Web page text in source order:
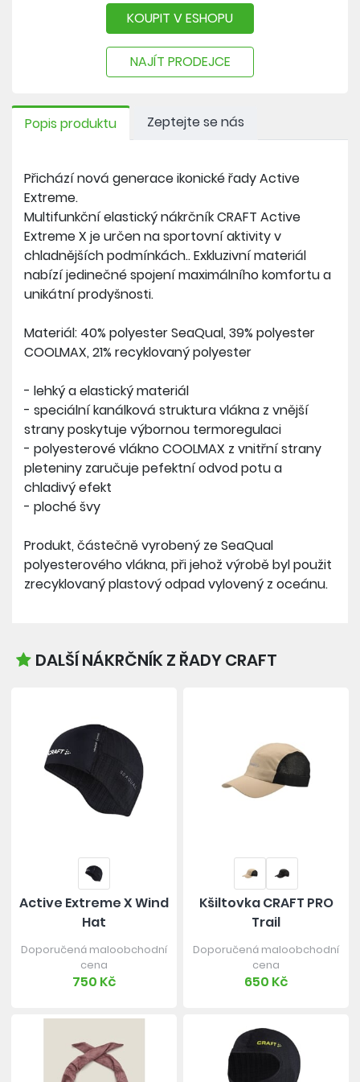
KOUPIT V ESHOPU
NAJÍT PRODEJCE
Popis produktu Zeptejte se nás
Přichází nová generace ikonické řady Active
Extreme.
Multifunkční elastický nákrčník CRAFT Active
Extreme X je určen na sportovní aktivity v
chladnějších podmínkách.. Exkluzivní materiál
nabízí jedinečné spojení maximálního komfortu a
unikátní prodyšnosti.
Materiál: 40% polyester SeaQual, 39% polyester
COOLMAX, 21% recyklovaný polyester
- lehký a elastický materiál
- speciální kanálková struktura vlákna z vnější
strany poskytuje výbornou termoregulaci
- polyesterové vlákno COOLMAX z vnitřní strany
pleteniny zaručuje pefektní odvod potu a
chladivý efekt
- ploché švy
Produkt, částečně vyrobený ze SeaQual
polyesterového vlákna, při jehož výrobě byl použit
zrecyklovaný plastový odpad vylovený z oceánu.
DALŠÍ NÁKRČNÍK Z ŘADY CRAFT
Active Extreme X Wind
Hat
Doporučená maloobchodní
cena
750 Kč
Kšiltovka CRAFT PRO
Trail
Doporučená maloobchodní
cena
650 Kč